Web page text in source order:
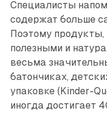
Специалисты
содержат больше
Поэтому продукты,
полезными и
весьма
батончиках,
упаковке (Kinder-
иногда достигает